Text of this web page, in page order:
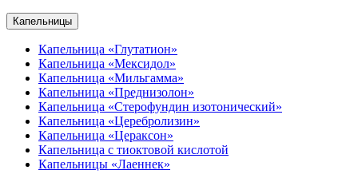
Капельницы
Капельница «Глутатион»
Капельница «Мексидол»
Капельница «Мильгамма»
Капельница «Преднизолон»
Капельница «Стерофундин изотонический»
Капельница «Церебролизин»
Капельница «Цераксон»
Капельница с тиоктовой кислотой
Капельницы «Лаеннек»